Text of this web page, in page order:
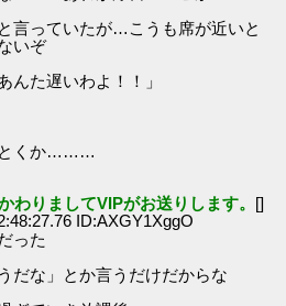
言っていたが…こうも席が近いと
いぞ
んた遅いわよ！！」
とくか………
わりましてVIPがお送りします。 []
ID:AXGY1XggO
った
だな」とか言うだけだからな